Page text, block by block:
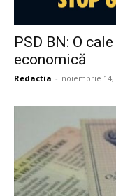
PSD BN: O
economică
Redactia - noiembrie 14,